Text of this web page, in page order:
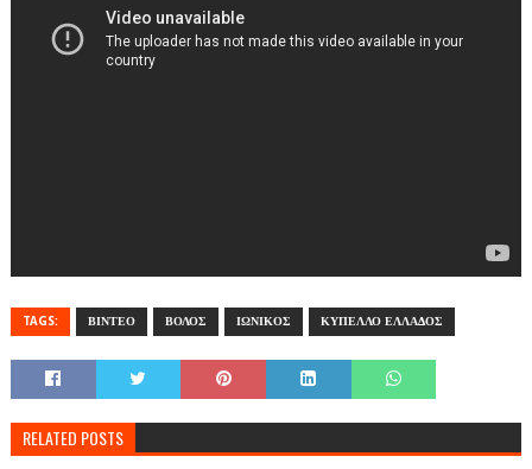
TAGS: ΒΙΝΤΕΟ ΒΟΛΟΣ ΙΩΝΙΚΟΣ ΚΥΠΕΛΛΟ ΕΛΛΑΔΟΣ
RELATED POSTS